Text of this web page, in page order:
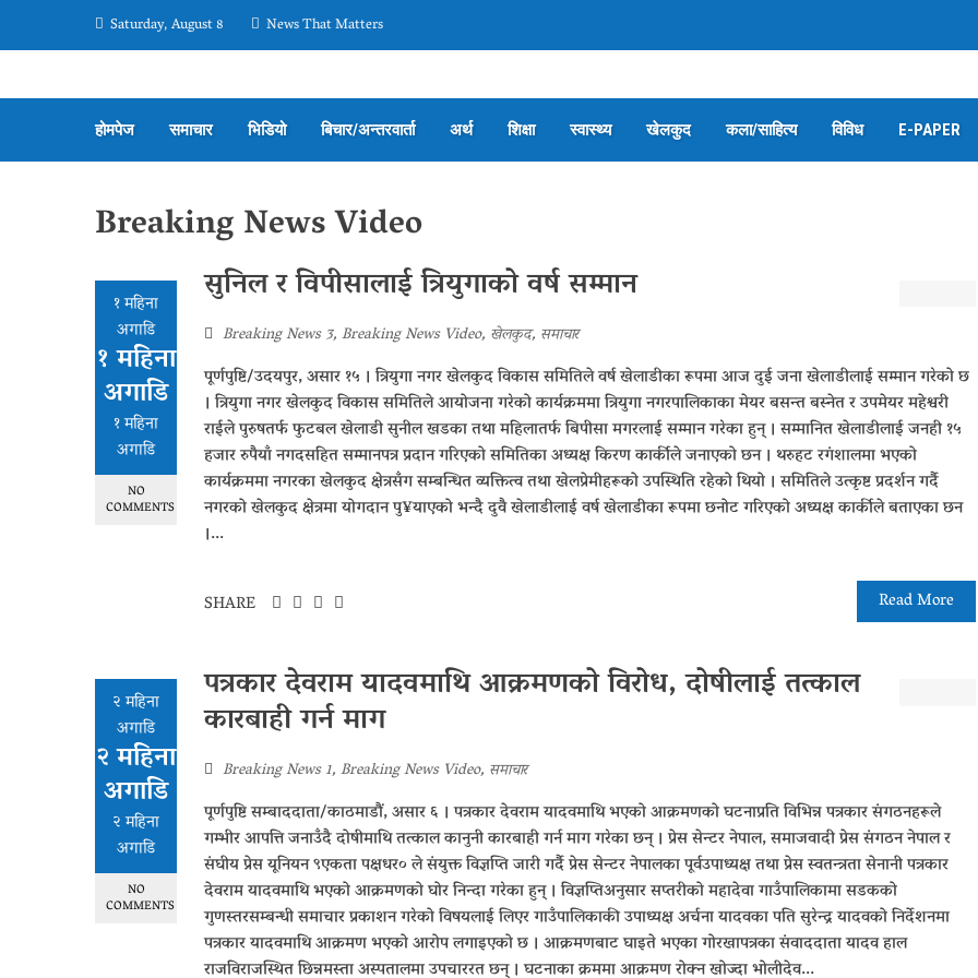
Saturday, August 8 News That Matters
होमपेज समाचार भिडियो बिचार/अन्तरवार्ता अर्थ शिक्षा स्वास्थ्य खेलकुद कला/साहित्य विविध E-PAPER
Breaking News Video
१ महिना
अगाडि
१ महिना
अगाडि
१ महिना
अगाडि
NO
COMMENTS
सुनिल र विपीसालाई त्रियुगाको वर्ष सम्मान
Breaking News 3,Breaking News Video, खेलकुद, समाचार
पूर्णपुष्टि/उदयपुर, असार १५ । त्रियुगा नगर खेलकुद विकास समितिले वर्ष खेलाडीका रूपमा आज दुई जना खेलाडीलाई सम्मान गरेको छ
। त्रियुगा नगर खेलकुद विकास समितिले आयोजना गरेको कार्यक्रममा त्रियुगा नगरपालिकाका मेयर बसन्त बस्नेत र उपमेयर महेश्वरी
राईले पुरुषतर्फ फुटबल खेलाडी सुनील खडका तथा महिलातर्फ बिपीसा मगरलाई सम्मान गरेका हुन् । सम्मानित खेलाडीलाई जनही १५
हजार रुपैयाँ नगदसहित सम्मानपत्र प्रदान गरिएको समितिका अध्यक्ष किरण कार्कीले जनाएको छन । थरुहट रगंशालमा भएको
कार्यक्रममा नगरका खेलकुद क्षेत्रसँग सम्बन्धित व्यक्तित्व तथा खेलप्रेमीहरूको उपस्थिति रहेको थियो । समितिले उत्कृष्ट प्रदर्शन गर्दै
नगरको खेलकुद क्षेत्रमा योगदान पु¥याएको भन्दै दुवै खेलाडीलाई वर्ष खेलाडीका रूपमा छनोट गरिएको अध्यक्ष कार्कीले बताएका छन
।...
Read More
SHARE
२ महिना
अगाडि
२ महिना
अगाडि
२ महिना
अगाडि
NO
COMMENTS
पत्रकार देवराम यादवमाथि आक्रमणको विरोध, दोषीलाई तत्काल
कारबाही गर्न माग
Breaking News 1,Breaking News Video, समाचार
पूर्णपुष्टि सम्बाददाता/काठमाडौं, असार ६ । पत्रकार देवराम यादवमाथि भएको आक्रमणको घटनाप्रति विभिन्न पत्रकार संगठनहरूले
गम्भीर आपत्ति जनाउँदै दोषीमाथि तत्काल कानुनी कारबाही गर्न माग गरेका छन् । प्रेस सेन्टर नेपाल, समाजवादी प्रेस संगठन नेपाल र
संघीय प्रेस यूनियन ९एकता पक्षधर० ले संयुक्त विज्ञप्ति जारी गर्दै प्रेस सेन्टर नेपालका पूर्वउपाध्यक्ष तथा प्रेस स्वतन्त्रता सेनानी पत्रकार
देवराम यादवमाथि भएको आक्रमणको घोर निन्दा गरेका हुन् । विज्ञप्तिअनुसार सप्तरीको महादेवा गाउँपालिकामा सडकको
गुणस्तरसम्बन्धी समाचार प्रकाशन गरेको विषयलाई लिएर गाउँपालिकाकी उपाध्यक्ष अर्चना यादवका पति सुरेन्द्र यादवको निर्देशनमा
पत्रकार यादवमाथि आक्रमण भएको आरोप लगाइएको छ । आक्रमणबाट घाइते भएका गोरखापत्रका संवाददाता यादव हाल
राजविराजस्थित छिन्नमस्ता अस्पतालमा उपचाररत छन् । घटनाका क्रममा आक्रमण रोक्न खोज्दा भोलीदेव...